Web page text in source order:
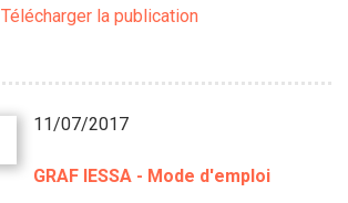
Télécharger la publication
11/07/2017
GRAF IESSA - Mode d'emploi